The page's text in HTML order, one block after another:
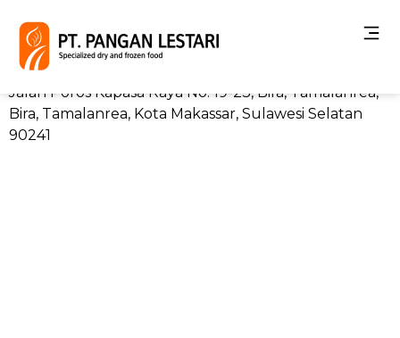
Makassar
Jalan Poros Kapasa Raya No. 19-23, Bira, Tamalanrea,
Bira, Tamalanrea, Kota Makassar, Sulawesi Selatan
90241